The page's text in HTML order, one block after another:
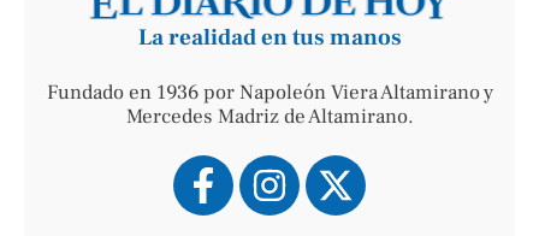
La realidad en tus manos
Fundado en 1936 por Napoleón Viera Altamirano y
Mercedes Madriz de Altamirano.